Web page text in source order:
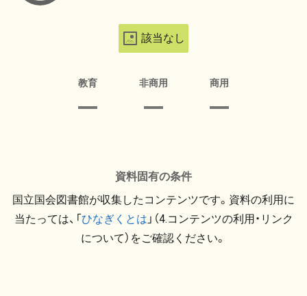
該当なし
教育 非商用 商用
資料固有の条件
国立国会図書館が収集したコンテンツです。資料の利用に
当たっては、「ひなぎくとは 」（4.コンテンツの利用・リンク
について）をご確認ください。